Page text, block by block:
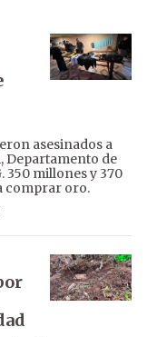
asesinados a
, Departamento de
350 millones y 370
comprar oro.